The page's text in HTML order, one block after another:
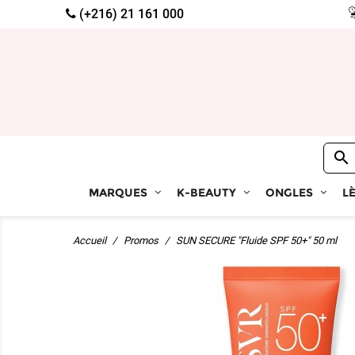
(+216) 21 161 000
MARQUES K-BEAUTY ONGLES

Accueil Promos SUN SECURE "Fluide SPF 50+" 50 ml